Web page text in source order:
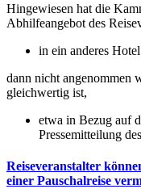
Hingewiesen hat die
Abhilfeangebot des
in ein anderes
dann nicht angenommen
gleichwertig ist,
etwa in Bezug auf
Pressemitteilung
Reiseveranstalter
einer Pauschalreise